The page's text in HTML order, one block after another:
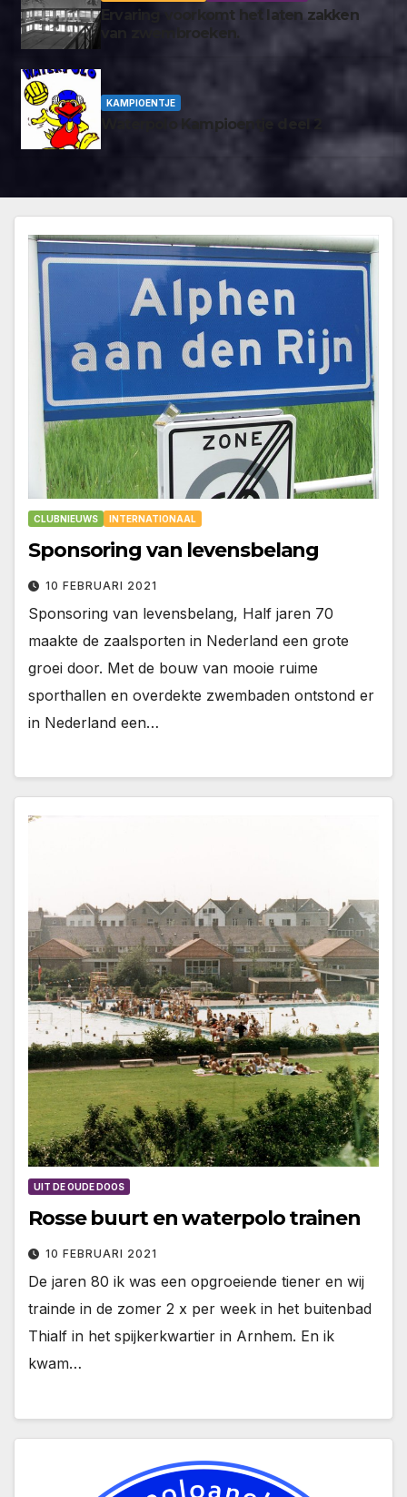
Ervaring voorkomt het laten zakken
van zwembroeken.
KAMPIOENTJE
Waterpolo Kampioentje deel 2
CLUBNIEUWS INTERNATIONAAL
Sponsoring van levensbelang
10 FEBRUARI 2021
Sponsoring van levensbelang, Half jaren 70
maakte de zaalsporten in Nederland een grote
groei door. Met de bouw van mooie ruime
sporthallen en overdekte zwembaden ontstond er
in Nederland een…
UIT DE OUDE DOOS
Rosse buurt en waterpolo trainen
10 FEBRUARI 2021
De jaren 80 ik was een opgroeiende tiener en wij
trainde in de zomer 2 x per week in het buitenbad
Thialf in het spijkerkwartier in Arnhem. En ik
kwam…